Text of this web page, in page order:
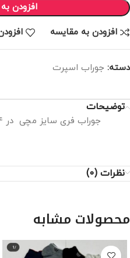
افزودن
افزودن به مقایسه
دسته: جوراب اسپرت
توضیحات
نظرات (0)
محصولات مشابه